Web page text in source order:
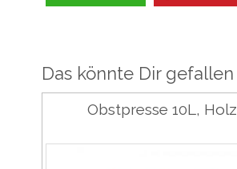
Das könnte Dir gefallen
Obstpresse 10L, Holz